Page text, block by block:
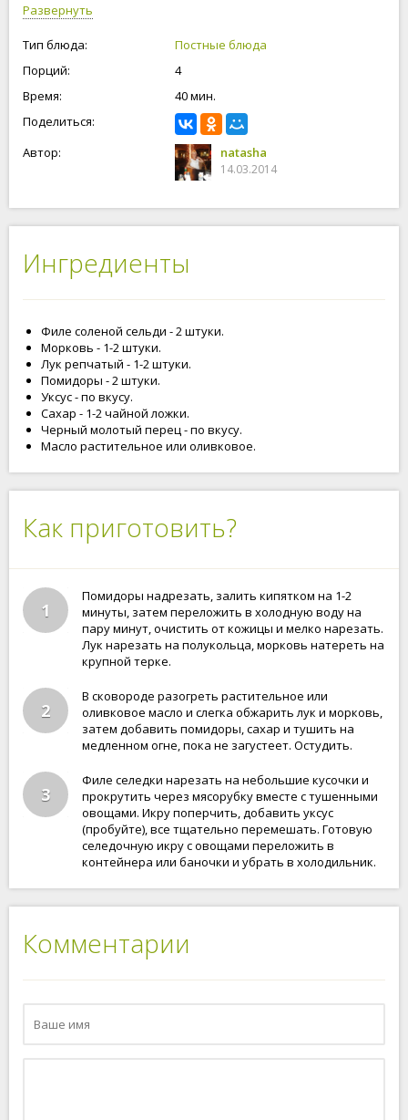
Развернуть
Тип блюда:
Постные блюда
Порций:
4
Время:
40 мин.
Поделиться:
Автор:
natasha
14.03.2014
Ингредиенты
Филе соленой сельди - 2 штуки.
Морковь - 1-2 штуки.
Лук репчатый - 1-2 штуки.
Помидоры - 2 штуки.
Уксус - по вкусу.
Сахар - 1-2 чайной ложки.
Черный молотый перец - по вкусу.
Масло растительное или оливковое.
Как приготовить?
1
Помидоры надрезать, залить кипятком на 1-2
минуты, затем переложить в холодную воду на
пару минут, очистить от кожицы и мелко нарезать.
Лук нарезать на полукольца, морковь натереть на
крупной терке.
2
В сковороде разогреть растительное или
оливковое масло и слегка обжарить лук и морковь,
затем добавить помидоры, сахар и тушить на
медленном огне, пока не загустеет. Остудить.
3
Филе селедки нарезать на небольшие кусочки и
прокрутить через мясорубку вместе с тушенными
овощами. Икру поперчить, добавить уксус
(пробуйте), все тщательно перемешать. Готовую
селедочную икру с овощами переложить в
контейнера или баночки и убрать в холодильник.
Комментарии